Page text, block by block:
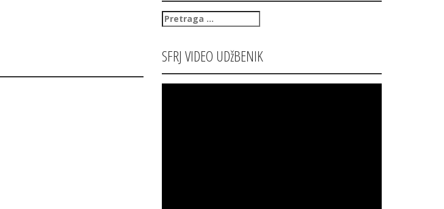
Pretraga
za:
SFRJ VIDEO UDžBENIK